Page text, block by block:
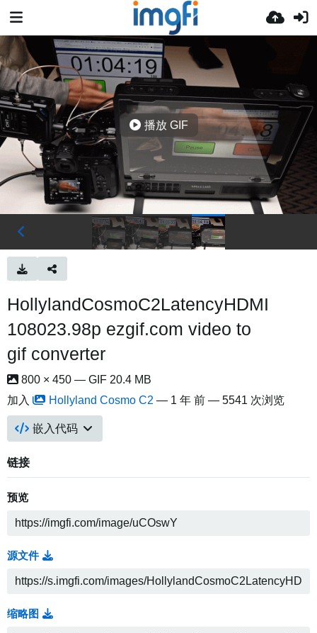
播放 GIF
HollylandCosmoC2LatencyHDMI
108023.98p ezgif.com video to
gif converter
800 × 450 — GIF 20.4 MB
加入
Hollyland Cosmo C2 — 1 年 前 — 5541 次浏览
嵌入代码
链接
预览
源文件
缩略图